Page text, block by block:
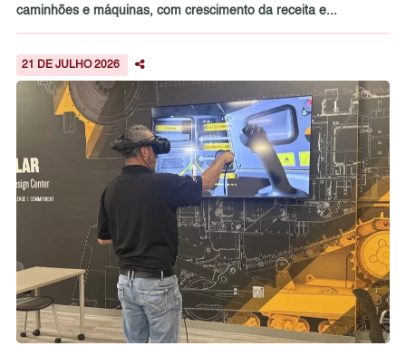
caminhões e máquinas, com crescimento da receita e...
21 DE JULHO 2026